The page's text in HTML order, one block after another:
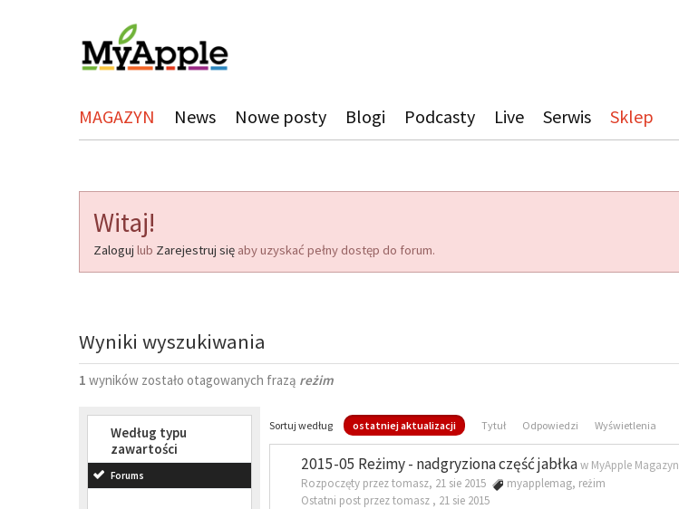
MAGAZYN News Nowe posty Blogi Podcasty Live Serwis Sklep
Witaj!
Zaloguj lub Zarejestruj się aby uzyskać pełny dostęp do forum.
Wyniki wyszukiwania
1 wyników zostało otagowanych frazą reżim
Według typu
zawartości
Forums
Sortuj według ostatniej aktualizacji Tytuł Odpowiedzi Wyświetlenia
2015-05 Reżimy - nadgryziona część jabłkaw MyApple Magazyn
Rozpoczęty przez tomasz, 21 sie 2015
myapplemag, reżim
Ostatni post przez tomasz , 21 sie 2015